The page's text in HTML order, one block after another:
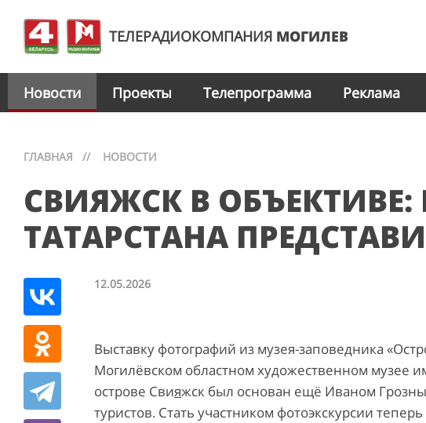
ТЕЛЕРАДИОКОМПАНИЯ МОГИЛЕВ
Новости Проекты Телепрограмма Реклама
ГЛАВНАЯ // НОВОСТИ
СВИЯЖСК В
ТАТАРСТАНА
12.05.2026
Выставку фотографий из музея-заповедника
Могилёвском областном художественном музее
острове Свияжск был основан ещё Иваном
туристов. Стать участником фотоэкскурсии